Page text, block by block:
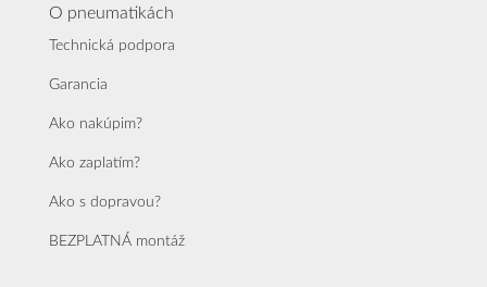
O pneumatikách
Technická podpora
Garancia
Ako nakúpim?
Ako zaplatím?
Ako s dopravou?
BEZPLATNÁ montáž